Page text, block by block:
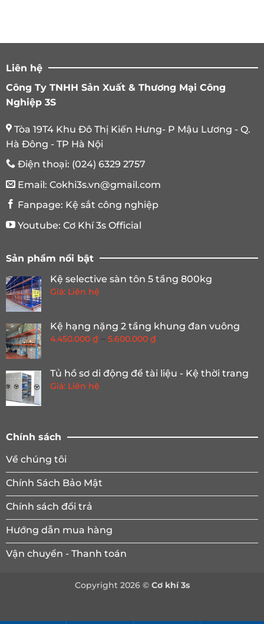
Liên hệ
Công Ty TNHH Sản Xuất & Thương Mại Công
Nghiệp 3S
Tòa 19T4 Khu Đô Thị Kiến Hưng- P Mậu Lương - Q.
Hà Đông - TP Hà Nội
Điện thoại: (024) 6329 2757
Email: Cokhi3s.vn@gmail.com
Fanpage: Kệ sắt công nghiệp
Youtube: Cơ Khí 3s Official
Sản phẩm nổi bật
Kệ selective sàn tôn 5 tầng 800kg
Giá: Liên hệ
Kệ hạng nặng 2 tầng khung đan vuông
4.450.000 ₫ – 5.600.000 ₫Khoảng
4.450.000 ₫
Tủ hồ sơ di động để tài liệu - Kệ thời trang
Giá: Liên hệ
Chính sách
Về chúng tôi
Chính Sách Bảo Mật
Chính sách đổi trả
Hướng dẫn mua hàng
Vận chuyển - Thanh toán
Copyright 2026 © Cơ khí 3s